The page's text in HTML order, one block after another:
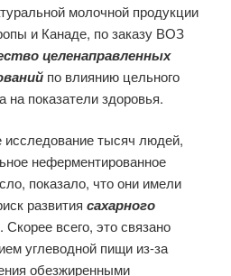
молочной продукции
и Канаде, по заказу ВОЗ
целенаправленных
по влиянию цельного
на показатели здоровья.
тысяч людей,
неферментированное
показало, что они имели
развития сахарного
всего, это связано
углеводной пищи из-за
обезжиренными